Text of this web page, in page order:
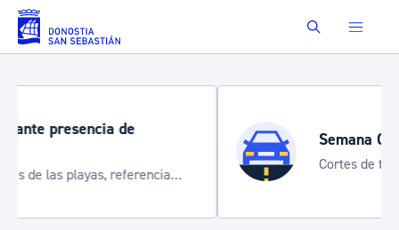
Saltar al contenido principal Buscar
Semana Grande 2026
Cortes de tráfico y servicios especiales
de transporte